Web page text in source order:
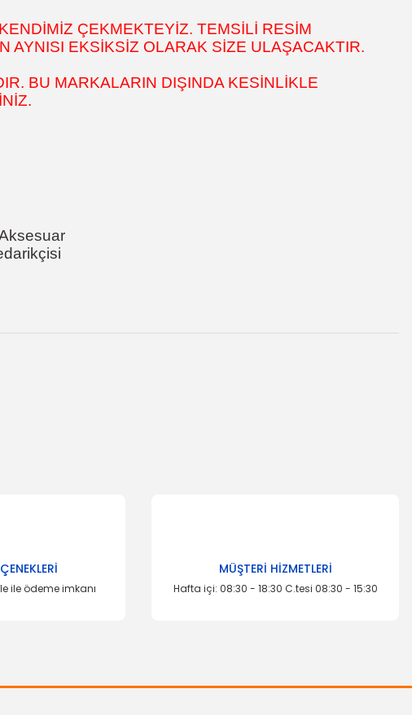
ÇEKMEKTEYİZ. TEMSİLİ RESİM
AYNISI EKSİKSİZ OLARAK SİZE ULAŞACAKTIR.
BU MARKALARIN DIŞINDA KESİNLİKLE
tarafımıza iletebilirsiniz.
TÜKENDİ
ile ödeme imkanı
MÜŞTERİ HİZMETLERİ
Hafta içi: 08:30 - 18:30 C.tesi 08:30 - 15:30